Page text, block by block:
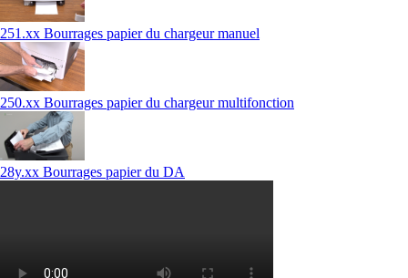
251.xx Bourrages papier du chargeur manuel
250.xx Bourrages papier du chargeur multifonction
28y.xx Bourrages papier du DA